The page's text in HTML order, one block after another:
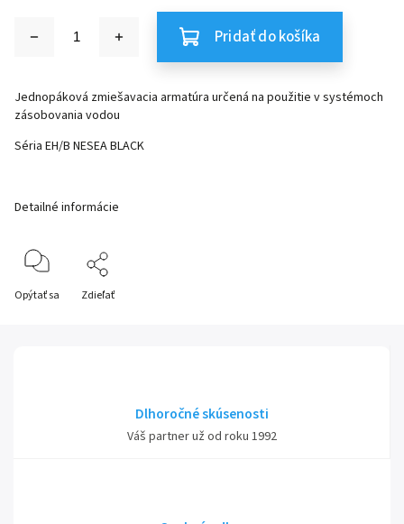
Pridať do košíka
Jednopáková zmiešavacia armatúra určená na použitie v systémoch
zásobovania vodou
Séria EH/B NESEA BLACK
Detailné informácie
Opýtať sa Zdieľať
Dlhoročné skúsenosti
Váš partner už od roku 1992